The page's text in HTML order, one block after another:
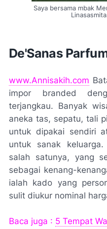
Saya bersama mbak
De'Sanas
www.Annisakih.com
impor branded
terjangkau. Banyak
aneka tas, sepatu, tali
untuk dipakai sendiri
untuk sanak
salah satunya, yang
sebagai kenang-
ialah kado yang
sulit diukur nominal
Baca juga : 5 Tempat